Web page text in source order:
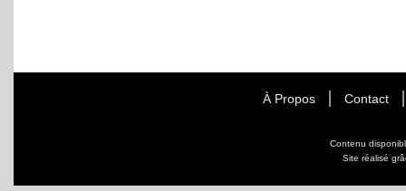
À Propos Contact
Contenu
Site réalisé